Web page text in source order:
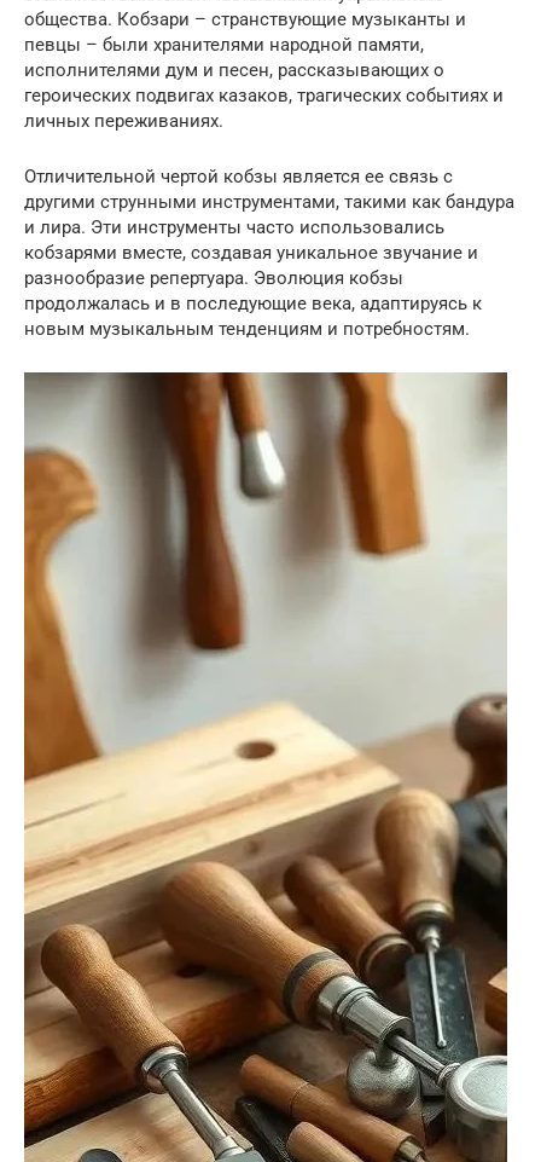
общества. Кобзари – странствующие музыканты и
певцы – были хранителями народной памяти,
исполнителями дум и песен, рассказывающих о
героических подвигах казаков, трагических событиях и
личных переживаниях.
Отличительной чертой кобзы является ее связь с
другими струнными инструментами, такими как бандура
и лира. Эти инструменты часто использовались
кобзарями вместе, создавая уникальное звучание и
разнообразие репертуара. Эволюция кобзы
продолжалась и в последующие века, адаптируясь к
новым музыкальным тенденциям и потребностям.